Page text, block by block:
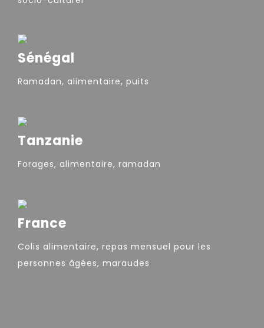
Sénégal
Ramadan, alimentaire, puits
Tanzanie
Forages, alimentaire, ramadan
France
Colis alimentaire, repas mensuel pour les
personnes âgées, maraudes